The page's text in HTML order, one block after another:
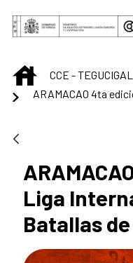
Skip to Main Content
INICIO
CCE -
Liga
Batallas